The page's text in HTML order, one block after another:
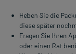
Heben Sie die
diese später
Fragen Sie Ihren
oder einen Rat